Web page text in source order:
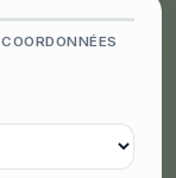
COORDONNÉES